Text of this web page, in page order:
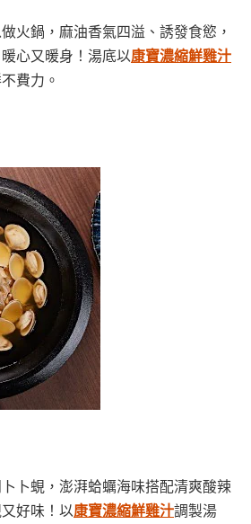
火鍋，麻油香氣四溢、誘發食慾，
心又暖身！湯底以康寶濃縮鮮雞汁
費力。
卜蜆，澎湃蛤蠣海味搭配清爽酸辣
好味！以康寶濃縮鮮雞汁調製湯